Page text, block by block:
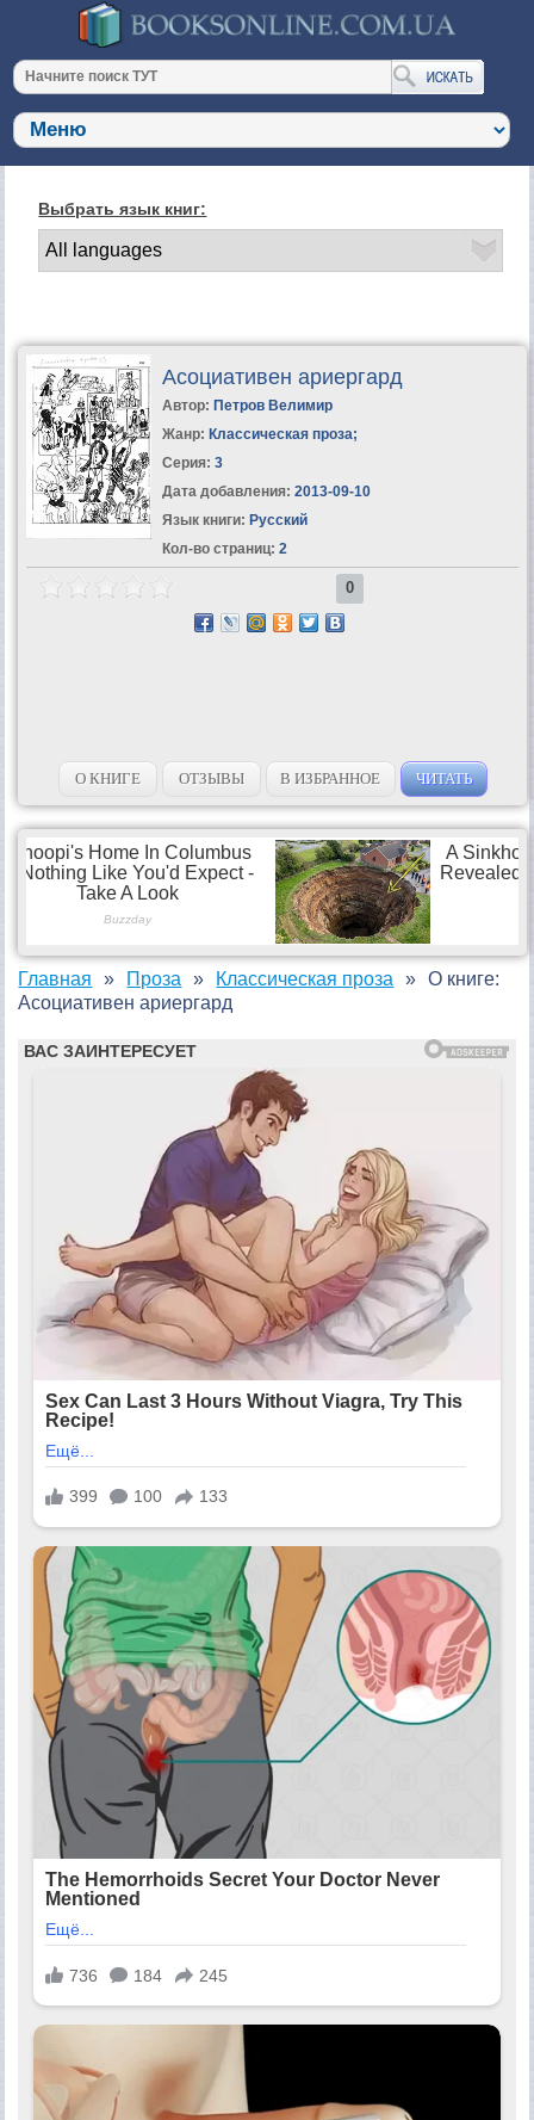
Выбрать язык книг:
Асоциативен ариергард
Автор: Петров Велимир
Жанр: Классическая проза;
Серия: 3
Дата добавления: 2013-09-10
Язык книги: Русский
Кол-во страниц: 2
0
О КНИГЕ ОТЗЫВЫ В ИЗБРАННОЕ ЧИТАТЬ
Главная Проза Классическая проза
О книге:
Асоциативен ариергард